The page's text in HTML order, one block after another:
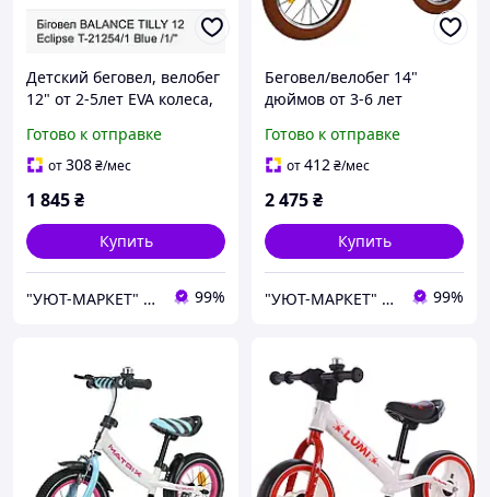
Детский беговел, велобег
12" от 2-5лет EVA колеса,
T-21254/1
Готово к отправке
от308₴/мес
1 845₴
Купить
"УЮТ-МАРКЕТ" интернет-магазин 99%
Беговел/велобег 14"
дюймов от 3-6 лет
212519/1
Готово к отправке
от412₴/мес
2 475₴
Купить
"УЮТ-МАРКЕТ" интернет-магазин 99%